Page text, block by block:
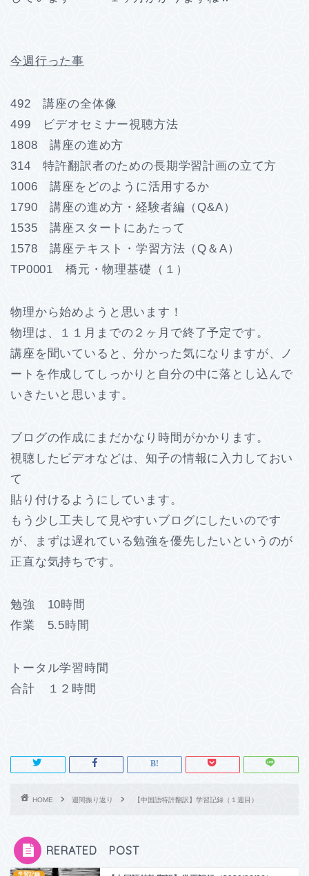
今週行った事
492 講座の全体像
499 ビデオセミナー視聴方法
1808 講座の進め方
314 特許翻訳者のための長期学習計画の立て方
1006 講座をどのように活用するか
1790 講座の進め方・経験者編（Q&A）
1535 講座スタートにあたって
1578 講座テキスト・学習方法（Q＆A）
TP0001 橋元・物理基礎（１）
物理から始めようと思います！
物理は、１１月までの２ヶ月で終了予定です。
講座を聞いていると、分かった気になりますが、ノ
ートを作成してしっかりと自分の中に落とし込んで
いきたいと思います。
ブログの作成にまだかなり時間がかかります。
視聴したビデオなどは、知子の情報に入力しておい
て
貼り付けるようにしています。
もう少し工夫して見やすいブログにしたいのです
が、まずは遅れている勉強を優先したいというのが
正直な気持ちです。
勉強 10時間
作業 5.5時間
トータル学習時間
合計 １２時間
HOME 週間振り返り 【中国語特許翻訳】学習記録（１週目）
RERATED POST
学習記録